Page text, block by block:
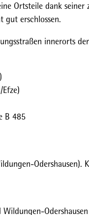
Ortsteile dank
gut erschlossen.
innerorts
B 485
Odershausen).
Wildungen-